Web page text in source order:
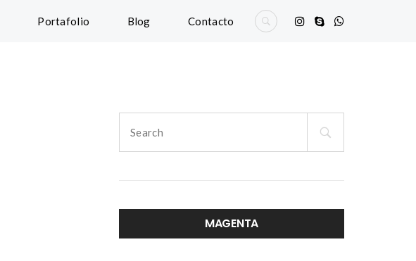
Portafolio Blog Contacto
for:
MAGENTA